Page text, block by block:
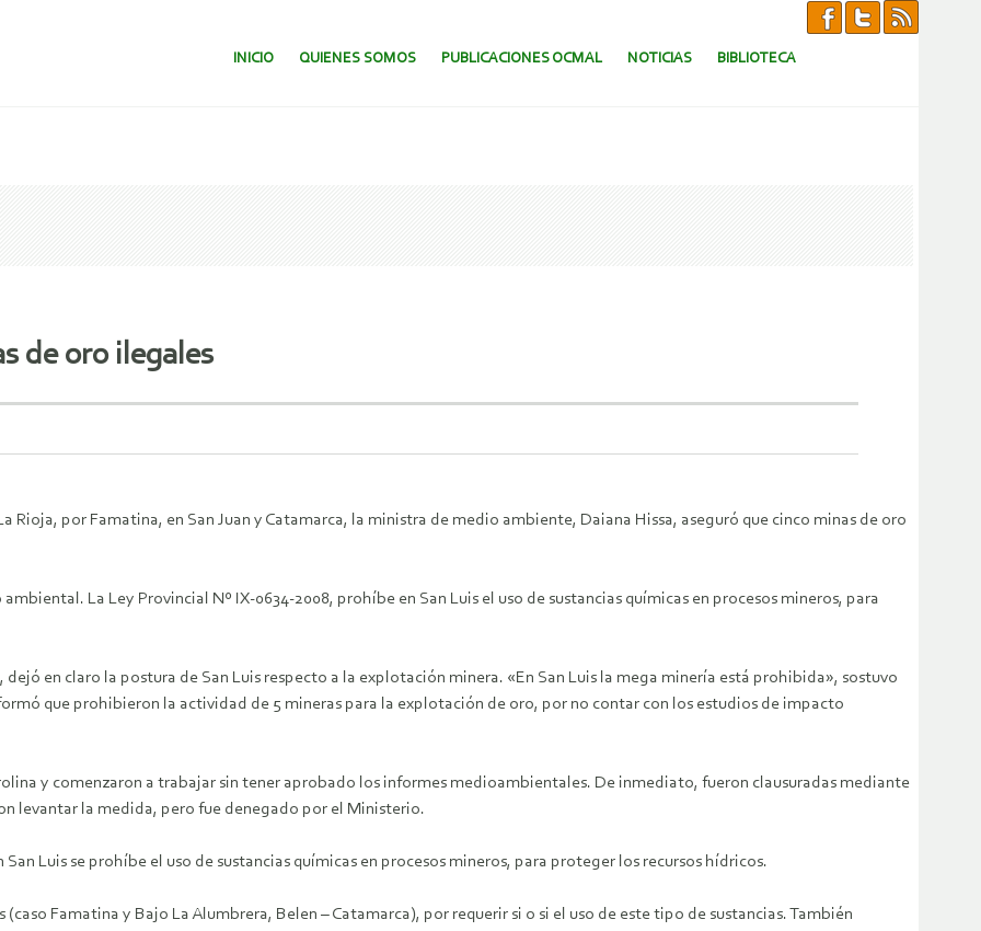
SALTAR AL CONTENIDO.
INICIO QUIENES SOMOS PUBLICACIONES OCMAL NOTICIAS BIBLIOTECA
de oro ilegales
Rioja, por Famatina, en San Juan y Catamarca, la ministra de medio ambiente, Daiana Hissa, aseguró que cinco minas de oro
La Ley Provincial Nº IX-0634-2008, prohíbe en San Luis el uso de sustancias químicas en procesos mineros, para
en claro la postura de San Luis respecto a la explotación minera. «En San Luis la mega minería está prohibida», sostuvo
que prohibieron la actividad de 5 mineras para la explotación de oro, por no contar con los estudios de impacto
y comenzaron a trabajar sin tener aprobado los informes medioambientales. De inmediato, fueron clausuradas mediante
levantar la medida, pero fue denegado por el Ministerio.
Luis se prohíbe el uso de sustancias químicas en procesos mineros, para proteger los recursos hídricos.
Famatina y Bajo La Alumbrera, Belen – Catamarca), por requerir si o si el uso de este tipo de sustancias. También